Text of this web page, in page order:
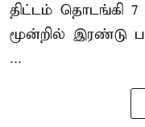
திட்டம் தொடங்கி
மூன்றில் இரண்டு
...